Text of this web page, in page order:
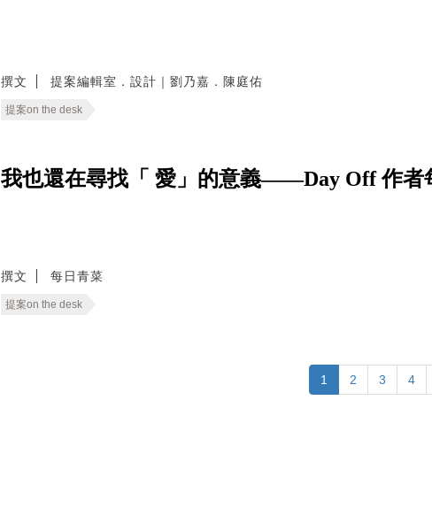
撰文 提案編輯室．設計｜劉乃嘉．陳庭佑
提案on the desk
我也還在尋找「 愛」的意義——Day Off 作者
撰文 每日青菜
提案on the desk
1 2 3 4